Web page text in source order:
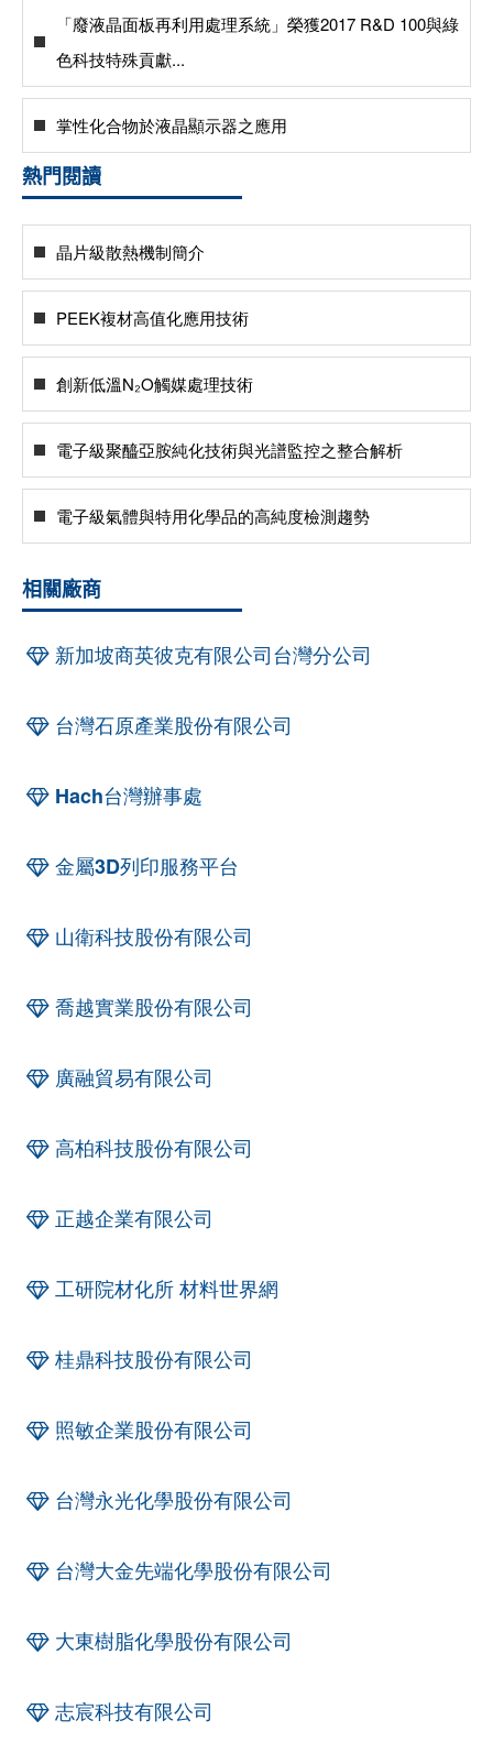
「廢液晶面板再利用處理系統」榮獲2017 R&D 100與綠
色科技特殊貢獻...
掌性化合物於液晶顯示器之應用
熱門閱讀
晶片級散熱機制簡介
PEEK複材高值化應用技術
創新低溫N₂O觸媒處理技術
電子級聚醯亞胺純化技術與光譜監控之整合解析
電子級氣體與特用化學品的高純度檢測趨勢
相關廠商
新加坡商英彼克有限公司台灣分公司
台灣石原產業股份有限公司
Hach台灣辦事處
金屬3D列印服務平台
山衛科技股份有限公司
喬越實業股份有限公司
廣融貿易有限公司
高柏科技股份有限公司
正越企業有限公司
工研院材化所 材料世界網
桂鼎科技股份有限公司
照敏企業股份有限公司
台灣永光化學股份有限公司
台灣大金先端化學股份有限公司
大東樹脂化學股份有限公司
志宸科技有限公司